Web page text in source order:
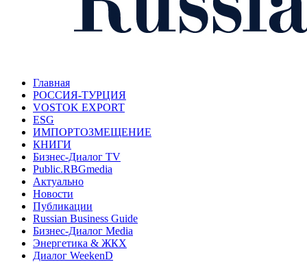
Главная
РОССИЯ-ТУРЦИЯ
VOSTOK EXPORT
ESG
ИМПОРТОЗМЕЩЕНИЕ
КНИГИ
Бизнес-Диалог TV
Public.RBGmedia
Актуально
Новости
Публикации
Russian Business Guide
Бизнес-Диалог Media
Энергетика & ЖКХ
Диалог WeekenD